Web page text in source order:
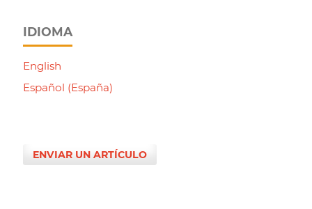
IDIOMA
English
Español (España)
ENVIAR UN ARTÍCULO